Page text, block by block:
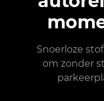
Snoerloze
om zonder